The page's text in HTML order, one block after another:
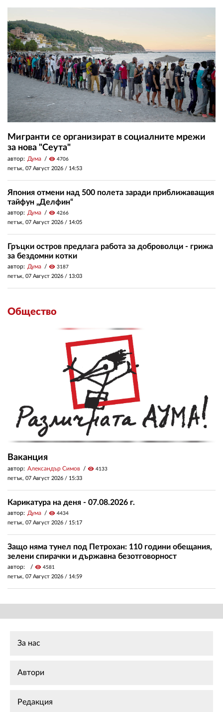
Мигранти се организират в социалните мрежи
за нова "Сеута"
автор: Дума visibility 4706
петък, 07 Август 2026 / 14:53
Япония отмени над 500 полета заради приближаващия
тайфун „Делфин“
автор: Дума visibility 4266
петък, 07 Август 2026 / 14:05
Гръцки остров предлага работа за доброволци - грижа
за бездомни котки
автор: Дума visibility 3187
петък, 07 Август 2026 / 13:03
Общество
Ваканция
автор: Александър Симов visibility 4133
петък, 07 Август 2026 / 15:33
Карикатура на деня - 07.08.2026 г.
автор: Дума visibility 4434
петък, 07 Август 2026 / 15:17
Защо няма тунел под Петрохан: 110 години обещания,
зелени спирачки и държавна безотговорност
автор: visibility 4581
петък, 07 Август 2026 / 14:59
За нас
Автори
Редакция